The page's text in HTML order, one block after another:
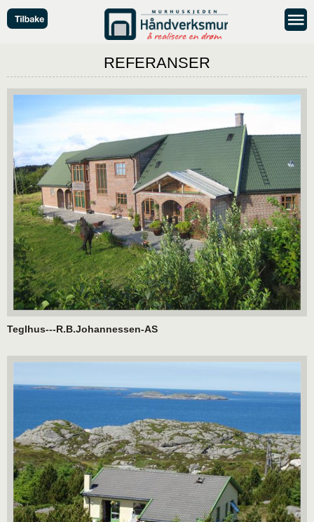
REFERANSER
Teglhus---R.B.Johannessen-AS